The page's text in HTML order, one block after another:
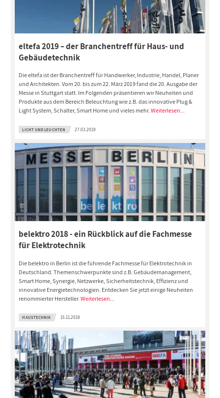
eltefa 2019 – der Branchentreff für Haus- und
Gebäudetechnik
Die eltefa ist der Branchentreff für Handwerker, Industrie, Handel, Planer
und Architekten. Vom 20. bis zum 22. März 2019 fand die 20. Ausgabe der
Messe in Stuttgart statt. Im Folgenden präsentieren wir Neuheiten und
Produkte aus dem Bereich Beleuchtung wie z.B. das innovative Plug &
Light System, Schalter, Smart Home und vieles mehr.Weiterlesen...
LICHT UND LEUCHTEN 27.03.2019
belektro 2018 - ein Rückblick auf die Fachmesse
für Elektrotechnik
Die belektro in Berlin ist die führende Fachmesse für Elektrotechnik in
Deutschland. Themenschwerpunkte sind z.B. Gebäudemanagement,
Smart Home, Synergie, Netzwerke, Sicherheitstechnik, Effizienz und
innovative Energietechnologien. Entdecken Sie jetzt einige Neuheiten
renommierter Hersteller.Weiterlesen...
HAUSTECHNIK 15.11.2018